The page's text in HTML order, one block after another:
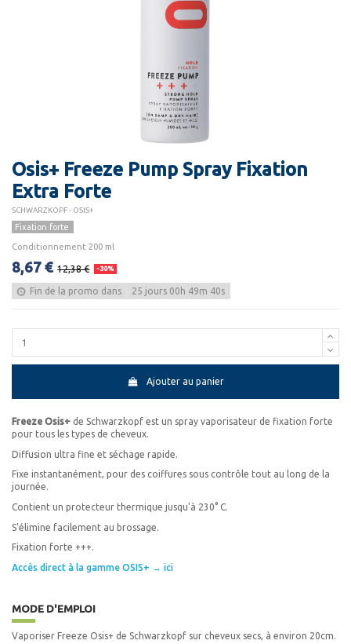
Osis+ Freeze Pump Spray Fixation
Extra Forte
SCHWARZKOPF - OSIS+
Fixation forte
Conditionnement 200 ml
8,67 € 12,38 € -30%
Fin de la promo dans 25 jours 00 h 49m 40s
Ajouter au panier
Freeze Osis+ de Schwarzkopf est un spray vaporisateur de fixation forte
pour tous les types de cheveux.
Diffusion ultra fine et séchage rapide.
Fixe instantanément, pour des coiffures sous contrôle tout au long de la
journée.
Contient un protecteur thermique jusqu'à 230° C.
S'élimine facilement au brossage.
Fixation forte +++.
Accès direct à la gamme OSIS+ → ici
MODE D'EMPLOI
Vaporiser Freeze Osis+ de Schwarzkopf sur cheveux secs, à environ 20cm.